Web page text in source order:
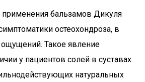
бальзамов Дикуля
остеохондроза, в
Такое явление
у пациентов солей в суставах.
натуральных